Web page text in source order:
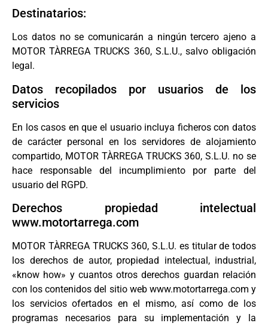
Destinatarios:
Los datos no se comunicarán a ningún tercero ajeno a
MOTOR TÀRREGA TRUCKS 360, S.L.U., salvo obligación
legal.
Datos recopilados por usuarios de los
servicios
En los casos en que el usuario incluya ficheros con datos
de carácter personal en los servidores de alojamiento
compartido, MOTOR TÀRREGA TRUCKS 360, S.L.U. no se
hace responsable del incumplimiento por parte del
usuario del RGPD.
Derechos propiedad intelectual
www.motortarrega.com
MOTOR TÀRREGA TRUCKS 360, S.L.U. es titular de todos
los derechos de autor, propiedad intelectual, industrial,
«know how» y cuantos otros derechos guardan relación
con los contenidos del sitio web www.motortarrega.com y
los servicios ofertados en el mismo, así como de los
programas necesarios para su implementación y la